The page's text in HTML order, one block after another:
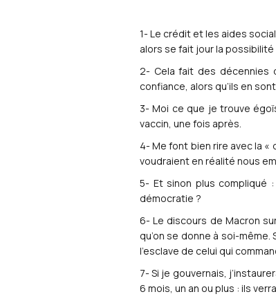
1- Le crédit et les aides
alors se fait jour la
2- Cela fait des décennies
confiance, alors qu’ils en
3- Moi ce que je trouve
vaccin, une fois après.
4- Me font bien rire avec la
voudraient en réalité nous
5- Et sinon plus compliqué
démocratie ?
6- Le discours de Macron
qu’on se donne à soi-
l’esclave de celui qui
7- Si je gouvernais,
6 mois, un an ou plus : ils